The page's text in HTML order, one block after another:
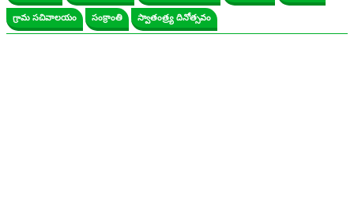
గ్రామ సచివాలయం సంక్రాంతి స్వాతంత్ర్య దినోత్సవం